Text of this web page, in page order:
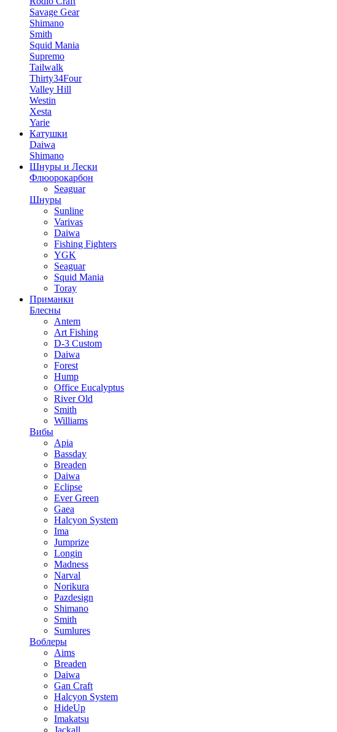
Savage Gear
Shimano
Smith
Squid Mania
Supremo
Tailwalk
Thirty34Four
Valley Hill
Westin
Xesta
Yarie
Катушки
Daiwa
Shimano
Шнуры и Лески
Флюорокарбон
Seaguar
Шнуры
Sunline
Varivas
Daiwa
Fishing Fighters
YGK
Seaguar
Squid Mania
Toray
Приманки
Блесны
Antem
Art Fishing
D-3 Custom
Daiwa
Forest
Hump
Office Eucalyptus
River Old
Smith
Williams
Вибы
Apia
Bassday
Breaden
Daiwa
Eclipse
Ever Green
Gaea
Halcyon System
Ima
Jumprize
Longin
Madness
Narval
Norikura
Pazdesign
Shimano
Smith
Sumlures
Воблеры
Aims
Breaden
Daiwa
Gan Craft
Halcyon System
HideUp
Imakatsu
Jackall